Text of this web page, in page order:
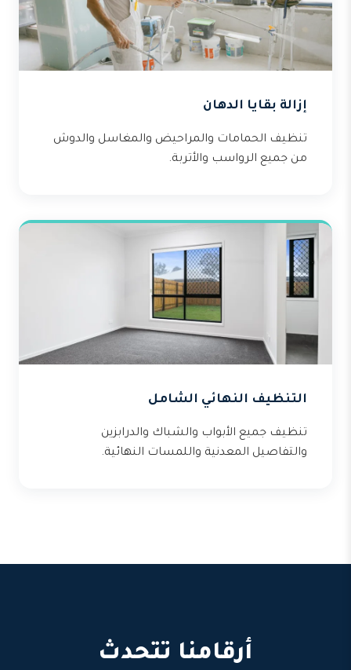
إزالة بقايا الدهان
تنظيف الحمامات والمراحيض والمغاسل والدوش
من جميع الرواسب والأتربة.
التنظيف النهائي الشامل
تنظيف جميع الأبواب والشباك والدرابزين
والتفاصيل المعدنية واللمسات النهائية.
أرقامنا تتحدث